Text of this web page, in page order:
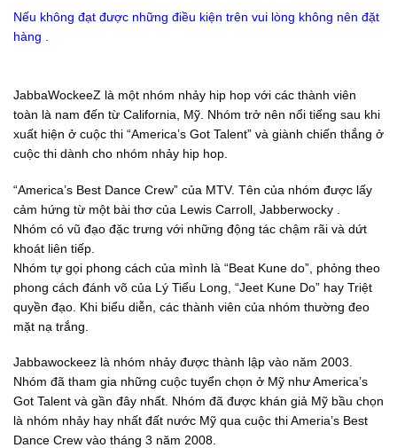
Nếu không đạt được những điều kiện trên vui lòng không nên đặt
hàng .
JabbaWockeeZ là một nhóm nhảy hip hop với các thành viên
toàn là nam đến từ California, Mỹ. Nhóm trở nên nổi tiếng sau khi
xuất hiện ở cuộc thi “America’s Got Talent” và giành chiến thắng ở
cuộc thi dành cho nhóm nhảy hip hop.
“America’s Best Dance Crew” của MTV. Tên của nhóm được lấy
cảm hứng từ một bài thơ của Lewis Carroll, Jabberwocky .
Nhóm có vũ đạo đặc trưng với những động tác chậm rãi và dứt
khoát liên tiếp.
Nhóm tự gọi phong cách của mình là “Beat Kune do”, phỏng theo
phong cách đánh võ của Lý Tiểu Long, “Jeet Kune Do” hay Triệt
quyền đạo. Khi biểu diễn, các thành viên của nhóm thường đeo
mặt nạ trắng.
Jabbawockeez là nhóm nhảy được thành lập vào năm 2003.
Nhóm đã tham gia những cuộc tuyển chọn ở Mỹ như America’s
Got Talent và gần đây nhất. Nhóm đã được khán giả Mỹ bầu chọn
là nhóm nhảy hay nhất đất nước Mỹ qua cuộc thi Ameria’s Best
Dance Crew vào tháng 3 năm 2008.